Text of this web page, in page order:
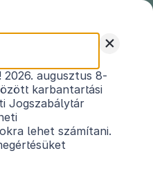
+
2026. augusztus 8-
karbantartási
Jogszabálytár
lehet számítani.